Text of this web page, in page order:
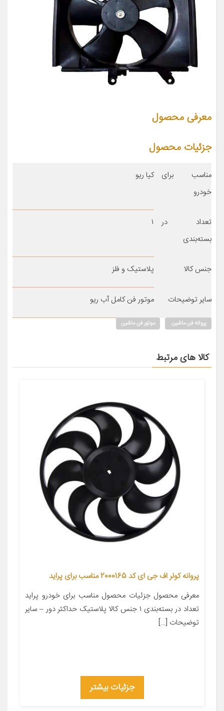
معرفی محصول
جزئیات محصول
مناسب برای
خودرو
کیا ریو
تعداد در
بسته‌بندی
۱
جنس کالا پلاستیک و فلز
سایر توضیحات موتور فن کامل آب ریو
پروانه فن ماشین موتور فن ماشین
کالا های مرتبط
پروانه کولر اف جی ای کد 2000165 مناسب برای پراید
معرفی محصول جزئیات محصول مناسب برای خودرو پراید
تعداد در بسته‌بندی ۱ جنس کالا پلاستیک حداکثر دور – سایر
توضیحات […]
جزئیات بیشتر